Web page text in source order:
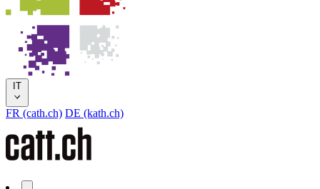
IT
FR (cath.ch) DE (kath.ch)